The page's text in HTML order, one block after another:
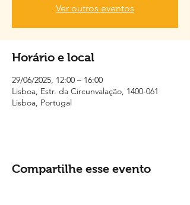
Ver outros eventos
Horário e local
29/06/2025, 12:00 – 16:00
Lisboa, Estr. da Circunvalação, 1400-061
Lisboa, Portugal
Compartilhe esse evento